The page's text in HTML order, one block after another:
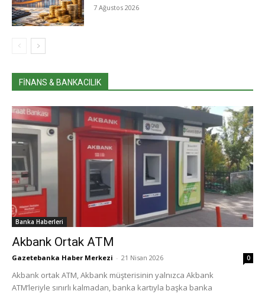
7 Ağustos 2026
FINANS & BANKACILIK
Banka Haberleri
Akbank Ortak ATM
Gazetebanka Haber Merkezi - 21 Nisan 2026 0
Akbank ortak ATM, Akbank müşterisinin yalnızca Akbank
ATM’leriyle sınırlı kalmadan, banka kartıyla başka banka